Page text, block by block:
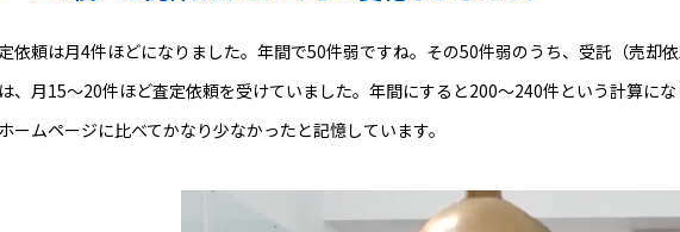
依頼は月4件ほどになりました。年間で50件弱ですね。その50件弱のうち、受託（売却
、月15～20件ほど査定依頼を受けていました。年間にすると200～240件という計算に
ームページに比べてかなり少なかったと記憶しています。